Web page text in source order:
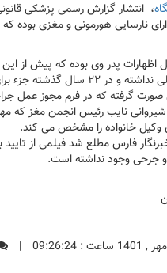
، انتشار گزارش رسمی پزشکی
نارسایی هورمونی و مغزی بوده
اظهارات پدر وی بوده که پیش از
سرماخوردگی به پزشک مراجعه نکرده بود.
صورت گرفته که در فرم مجوز عمل
نایب رئیس انجمن مغز که
وکیل خانواده را مشخص می کند.
فارس مطلع شد فیلمی از
جرحی وجود نداشته است.
|